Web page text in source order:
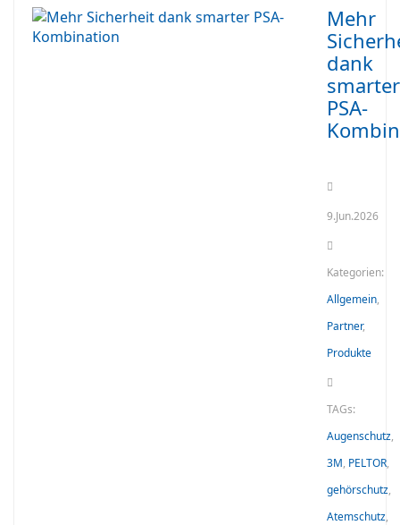
Mehr
dank
smarter
PSA-
9.Jun.2026
Kategorien:
Allgemein,
Partner,
Produkte
TAGs:
Augenschutz,
3M, PELTOR,
gehörschutz,
Atemschutz,